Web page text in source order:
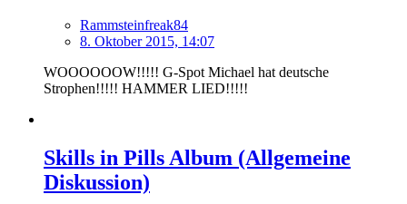
Rammsteinfreak84
8. Oktober 2015, 14:07
WOOOOOOW!!!!! G-Spot Michael hat deutsche
Strophen!!!!! HAMMER LIED!!!!!
Skills in Pills Album (Allgemeine
Diskussion)